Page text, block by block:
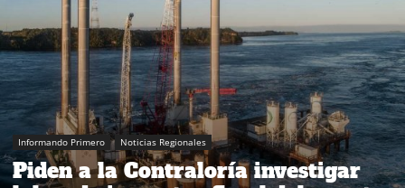
Informando Primero Noticias Regionales
Piden a la Contraloría investigar